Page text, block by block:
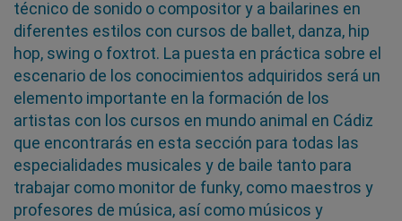
técnico de sonido o compositor y a bailarines en
diferentes estilos con cursos de ballet, danza, hip
hop, swing o foxtrot. La puesta en práctica sobre el
escenario de los conocimientos adquiridos será un
elemento importante en la formación de los
artistas con los cursos en mundo animal en Cádiz
que encontrarás en esta sección para todas las
especialidades musicales y de baile tanto para
trabajar como monitor de funky, como maestros y
profesores de música, así como músicos y